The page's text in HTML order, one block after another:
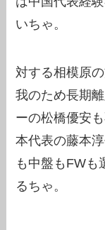
いちゃ。
対する相模原
我のため長期
ーの松橋優安
本代表の藤本
も中盤もFWも
るちゃ。